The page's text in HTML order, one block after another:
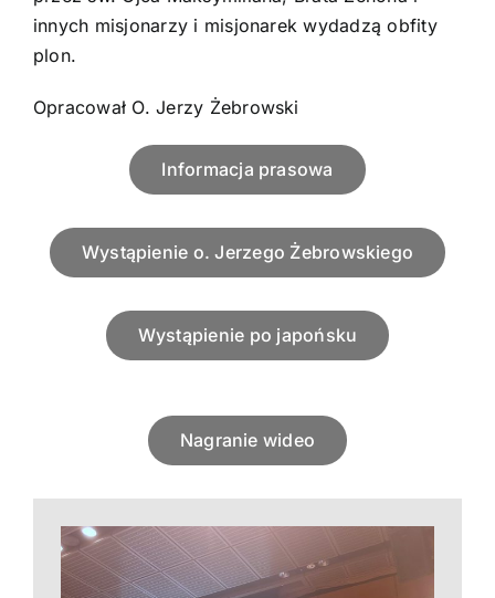
innych misjonarzy i misjonarek wydadzą obfity
plon.
Opracował O. Jerzy Żebrowski
Informacja prasowa
Wystąpienie o. Jerzego Żebrowskiego
Wystąpienie po japońsku
Nagranie wideo